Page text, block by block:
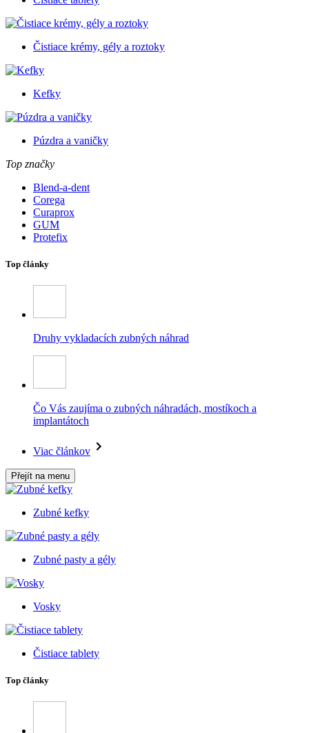
Čistiace krémy, gély a roztoky
Kefky
Púzdra a vaničky
Top značky
Blend-a-dent
Corega
Curaprox
GUM
Protefix
Top články
Druhy vykladacích zubných náhrad
Čo Vás zaujíma o zubných náhradách, mostíkoch a
implantátoch
Viac článkov
Přejít na menu
Zubné kefky
Zubné pasty a gély
Vosky
Čistiace tablety
Top články